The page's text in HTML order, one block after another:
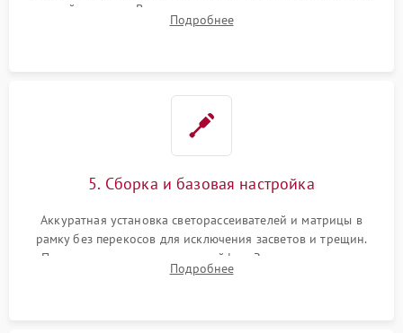
хрупкой матрицы. Восстановление поврежденных дорожек,
прошивка микросхем памяти EEPROM
Подробнее
5. Сборка и базовая настройка
Аккуратная установка светорассеивателей и матрицы в
рамку без перекосов для исключения засветов и трещин.
Подключение внутренних шлейфов. Закрытие корпуса.
Сброс настроек и обновление программного обеспечения.
Подробнее